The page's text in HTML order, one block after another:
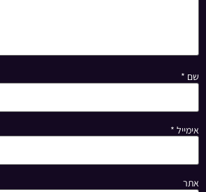
שם *
אימייל *
אתר